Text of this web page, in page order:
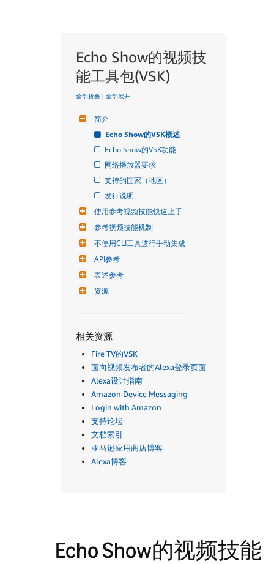
Echo Show的视频技
能工具包(VSK)
全部折叠 | 全部展开
简介
Echo Show的VSK概述
Echo Show的VSK功能
网络播放器要求
支持的国家（地区）
发行说明
使用参考视频技能快速上手
参考视频技能机制
不使用CLI工具进行手动集成
API参考
表述参考
资源
相关资源
Fire TV的VSK
面向视频发布者的Alexa登录页面
Alexa设计指南
Amazon Device Messaging
Login with Amazon
支持论坛
文档索引
亚马逊应用商店博客
Alexa博客
Echo Show的视频技能